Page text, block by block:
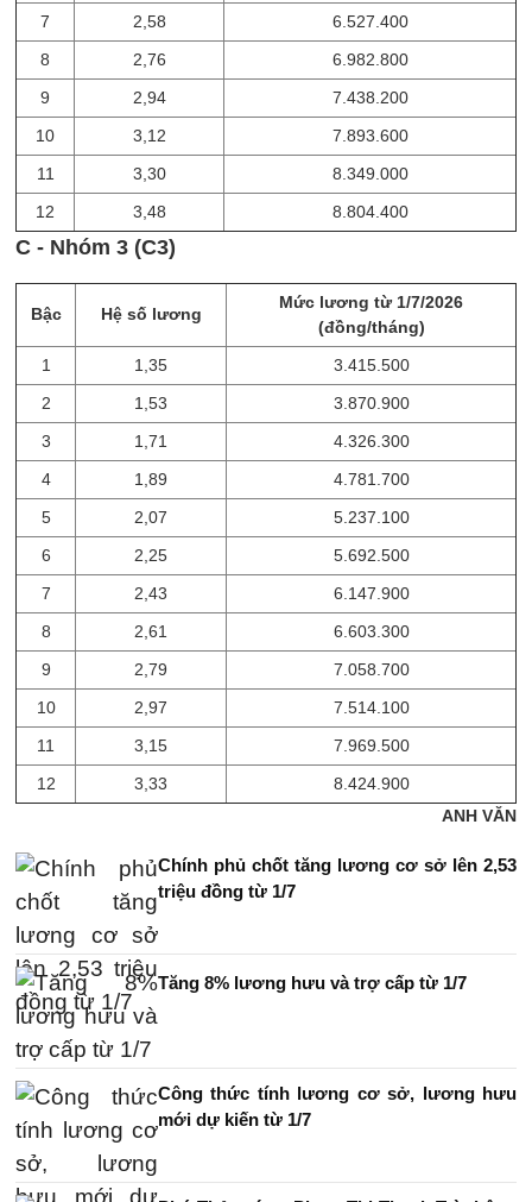
7
2,58
6.527.400
8
2,76
6.982.800
9
2,94
7.438.200
10
3,12
7.893.600
11
3,30
8.349.000
12
3,48 8.804.400
C - Nhóm 3 (C3)
Bậc Hệ số lương
Mức lương từ 1/7/2026
(đồng/tháng)
1
1,35
3.415.500
2
1,53
3.870.900
3
1,71
4.326.300
4
1,89
4.781.700
5
2,07
5.237.100
6
2,25
5.692.500
7
2,43
6.147.900
8
2,61
6.603.300
9
2,79
7.058.700
10
2,97
7.514.100
11
3,15
7.969.500
12
3,33
8.424.900
ANH VĂN
Chính phủ chốt tăng lương cơ sở lên 2,53
triệu đồng từ 1/7
Tăng 8% lương hưu và trợ cấp từ 1/7
Công thức tính lương cơ sở, lương hưu
mới dự kiến từ 1/7